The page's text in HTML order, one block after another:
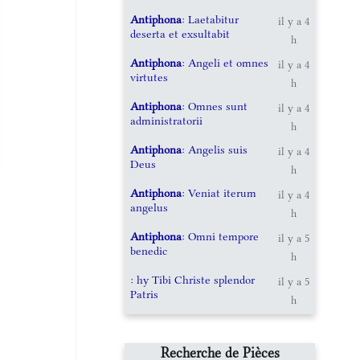
Antiphona: Laetabitur
deserta et exsultabit
il y a 4
h
Antiphona: Angeli et omnes
virtutes
il y a 4
h
Antiphona: Omnes sunt
administratorii
il y a 4
h
Antiphona: Angelis suis
Deus
il y a 4
h
Antiphona: Veniat iterum
angelus
il y a 4
h
Antiphona: Omni tempore
benedic
il y a 5
h
: hy Tibi Christe splendor
Patris
il y a 5
h
Recherche de Pièces